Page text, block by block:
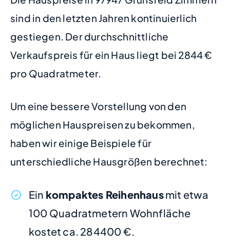
sind in den letzten Jahren kontinuierlich
gestiegen. Der durchschnittliche
Verkaufspreis für ein Haus liegt bei 2844 €
pro Quadratmeter.
Um eine bessere Vorstellung von den
möglichen Hauspreisen zu bekommen,
haben wir einige Beispiele für
unterschiedliche Hausgrößen berechnet:
Ein kompaktes Reihenhausmit etwa
100 Quadratmetern Wohnfläche
kostet ca. 284400 €.